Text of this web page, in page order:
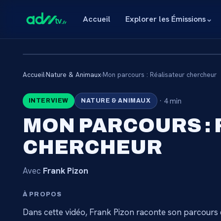
Accueil Explorer les Émissions⌄
CONTENU
Connectez-vous via votre lien membre, ou
Accueil›Nature & Animaux›Mon parcours : Réalisateur chercheur
INTERVIEW NATURE & ANIMAUX · 4 min
MON PARCOURS
CHERCHEUR
Avec Frank Pizon
À PROPOS
Dans cette vidéo, Frank Pizon raconte son